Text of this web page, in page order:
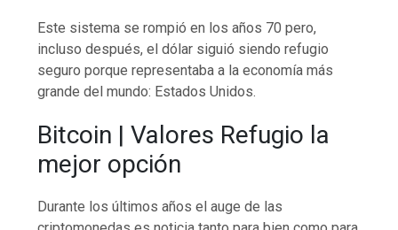
Este sistema se rompió en los años 70 pero,
incluso después, el dólar siguió siendo refugio
seguro porque representaba a la economía más
grande del mundo: Estados Unidos.
Bitcoin | Valores Refugio la
mejor opción
Durante los últimos años el auge de las